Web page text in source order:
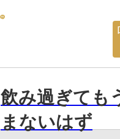
飲み過ぎても
まないはず